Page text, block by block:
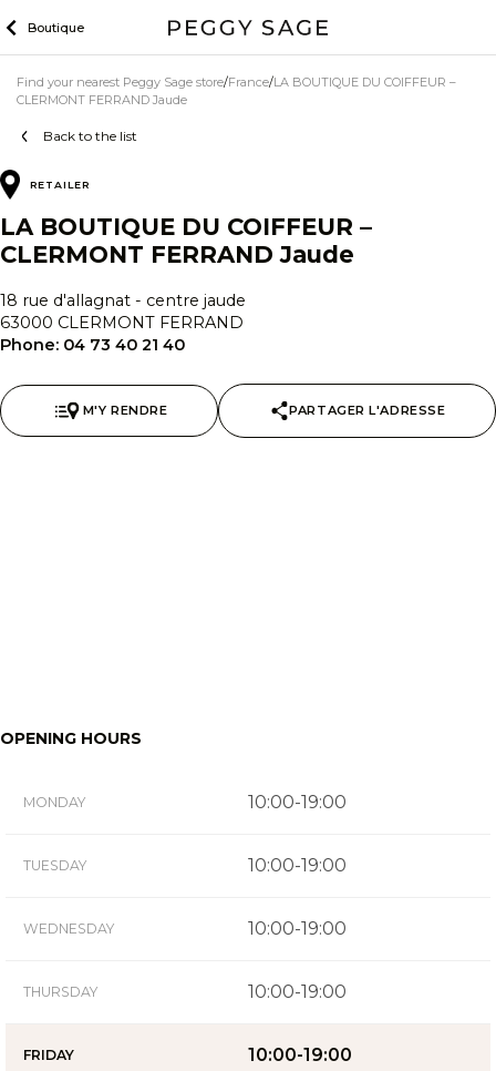
to
Boutique
Back to the list
Find your nearest Peggy Sage store France LA BOUTIQUE DU COIFFEUR –
CLERMONT FERRAND Jaude
RETAILER
LA BOUTIQUE DU COIFFEUR –
CLERMONT FERRAND Jaude
18 rue d'allagnat - centre jaude
63000 CLERMONT FERRAND
Phone: 04 73 40 21 40
M'Y RENDRE PARTAGER L'ADRESSE
OPENING HOURS
MONDAY 10:00-19:00
TUESDAY 10:00-19:00
WEDNESDAY 10:00-19:00
THURSDAY 10:00-19:00
FRIDAY 10:00-19:00